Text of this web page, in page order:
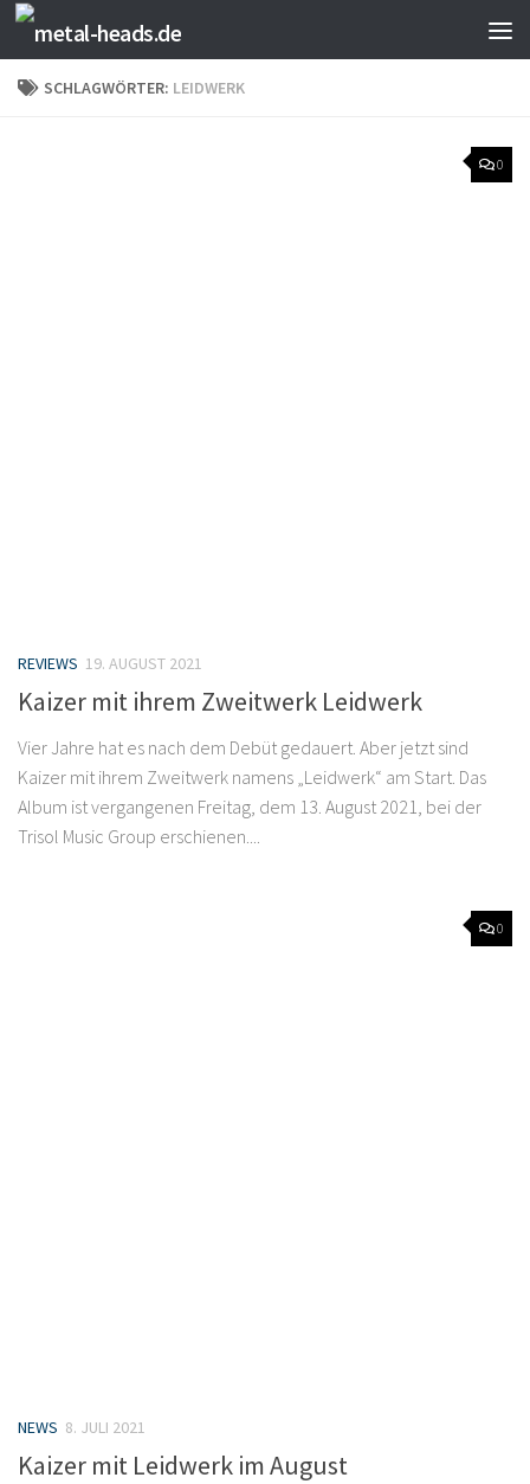
Zum Inhalt springen
SCHLAGWÖRTER: LEIDWERK
0
REVIEWS 19. AUGUST 2021
Kaizer mit ihrem Zweitwerk Leidwerk
Vier Jahre hat es nach dem Debüt gedauert. Aber jetzt sind
Kaizer mit ihrem Zweitwerk namens „Leidwerk“ am Start. Das
Album ist vergangenen Freitag, dem 13. August 2021, bei der
Trisol Music Group erschienen....
0
NEWS 8. JULI 2021
Kaizer mit Leidwerk im August